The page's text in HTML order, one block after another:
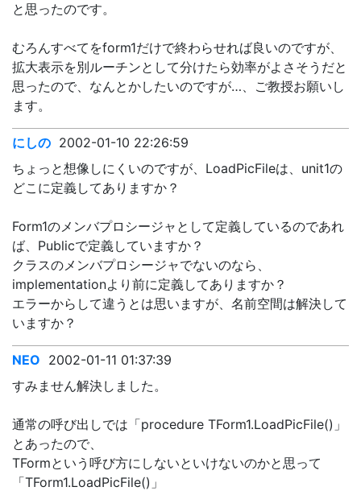
と思ったのです。
むろんすべてをform1だけで終わらせれば良いのですが、
拡大表示を別ルーチンとして分けたら効率がよさそうだと
思ったので、なんとかしたいのですが…、ご教授お願いし
ます。
にしの 2002-01-10 22:26:59
ちょっと想像しにくいのですが、LoadPicFileは、unit1の
どこに定義してありますか？
Form1のメンバプロシージャとして定義しているのであれ
ば、Publicで定義していますか？
クラスのメンバプロシージャでないのなら、
implementationより前に定義してありますか？
エラーからして違うとは思いますが、名前空間は解決して
いますか？
NEO 2002-01-11 01:37:39
すみません解決しました。
通常の呼び出しでは「procedure TForm1.LoadPicFile()」
とあったので、
TFormという呼び方にしないといけないのかと思って
「TForm1.LoadPicFile()」